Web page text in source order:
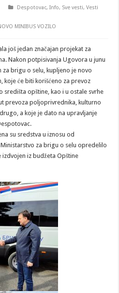
Despotovac,Info, Sve vesti,Vesti
MINIBUS VOZILO
još jedan značajan projekat za
Nakon potpisivanja Ugovora u junu
brigu o selu, kupljeno je novo
koje će biti korišćeno za prevoz
središta opštine, kao i u ostale svrhe
prevoza poljoprivrednika, kulturno
a koje je dato na upravljanje
su sredstva u iznosu od
za brigu o selu opredelilo
izdvojen iz budžeta Opštine